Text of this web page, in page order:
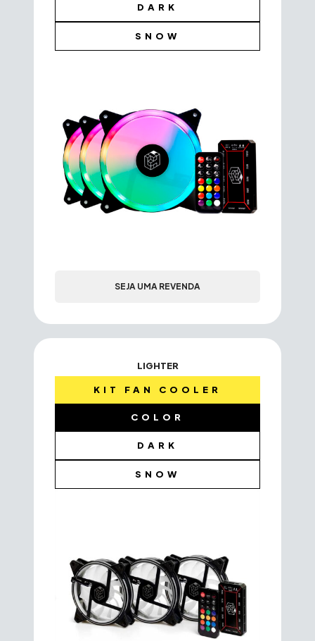
DARK
SNOW
SEJA UMA REVENDA
LIGHTER
KIT FAN COOLER
COLOR
DARK
SNOW